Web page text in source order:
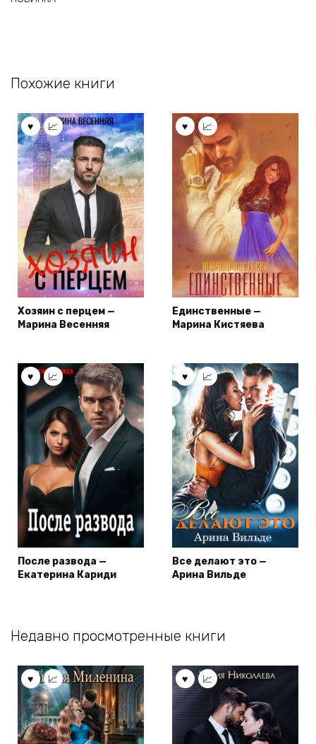
Похожие книги
Хозяин с перцем —
Марина Весенняя
Единственные —
Марина Кистяева
После развода —
Екатерина Кариди
Все делают это —
Арина Вильде
Недавно просмотренные книги